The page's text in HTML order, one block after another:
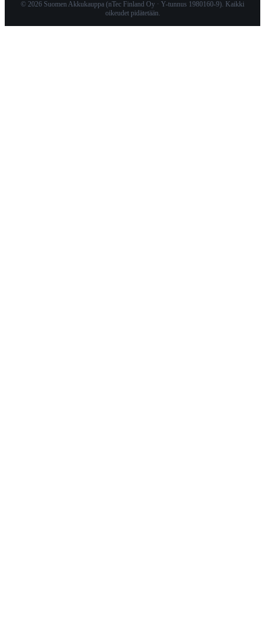
© 2026 Suomen Akkukauppa (nTec Finland Oy · Y-tunnus 1980160-9). Kaikki
oikeudet pidätetään.